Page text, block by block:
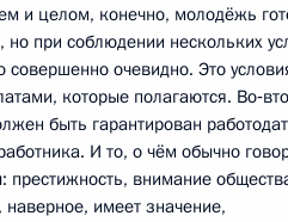
обеспечения
и целом, конечно, молодёжь
при соблюдении нескольких
совершенно очевидно. Это
которые полагаются.
быть гарантирован
И то, о чём обычно
внимание
имеет значение,